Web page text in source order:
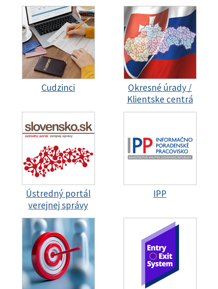
Cudzinci
Okresné úrady /
Klientske centrá
Ústredný portál
verejnej správy
IPP